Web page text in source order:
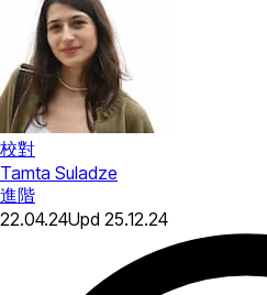
校對
Tamta Suladze
進階
22.04.24Upd 25.12.24